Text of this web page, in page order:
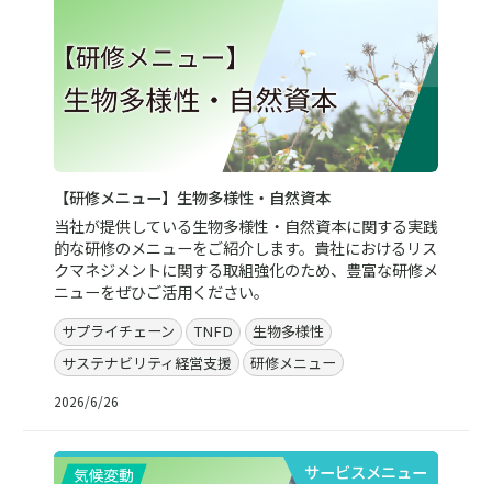
【研修メニュー】生物多様性・自然資本
当社が提供している生物多様性・自然資本に関する実践
的な研修のメニューをご紹介します。貴社におけるリス
クマネジメントに関する取組強化のため、豊富な研修メ
ニューをぜひご活用ください。
サプライチェーン TNFD
生物多様性
サステナビリティ経営支援
研修メニュー
2026/6/26
サービスメニュー